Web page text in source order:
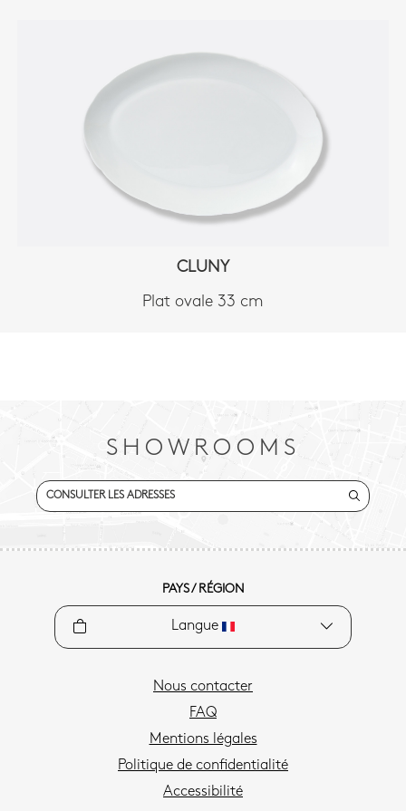
CLUNY
Plat ovale 33 cm
SHOWROOMS
CONSULTER LES ADRESSES
PAYS / RÉGION
Langue
Nous contacter
FAQ
Mentions légales
Politique de confidentialité
Accessibilité